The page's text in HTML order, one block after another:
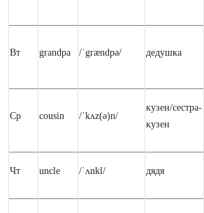
Вт grandpa /ˈgrændpə/ дедушка
Ср cousin /ˈkʌz(ə)n/
кузен/сестра-
кузен
Чт uncle /ˈʌnkl/ дядя